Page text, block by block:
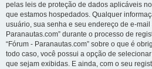
pelas leis de proteção de dados aplicáveis
que estamos hospedados. Qualquer
usuário, sua senha e seu endereço de e-mail
Paranautas.com” durante o processo de
“Fórum - Paranautas.com” sobre o que é
todo caso, você possui a opção de
que sejam exibidas. E ainda, com o seu